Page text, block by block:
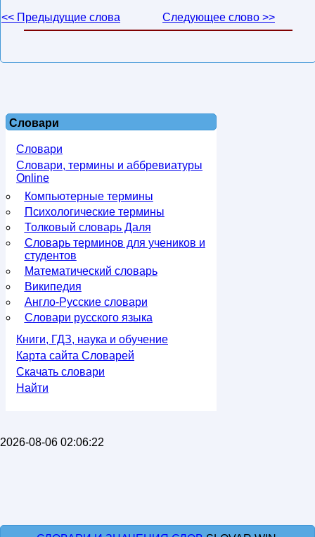
<< Предыдущие слова
Следующее слово >>
Словари
Словари
Словари, термины и аббревиатуры
Online
Компьютерные термины
Психологические термины
Толковый словарь Даля
Словарь терминов для учеников и
студентов
Математический словарь
Википедия
Англо-Русские словари
Словари русского языка
Книги, ГДЗ, наука и обучение
Карта сайта Словарей
Скачать словари
Найти
2026-08-06 02:06:22